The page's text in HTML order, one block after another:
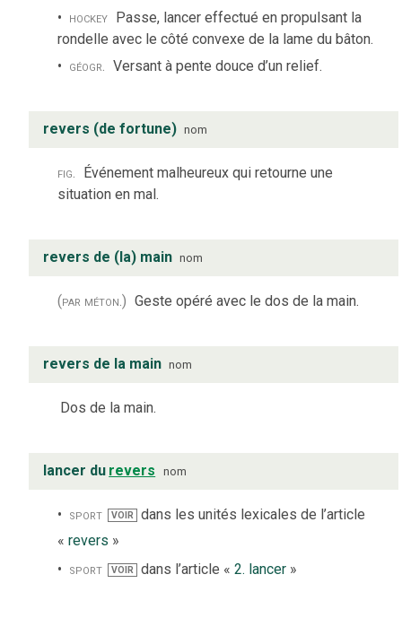
hockey Passe, lancer effectué en propulsant la
rondelle avec le côté convexe de la lame du bâton.
géogr. Versant à pente douce d’un relief.
revers (de fortune) nom
fig. Événement malheureux qui retourne une
situation en mal.
revers de (la) main nom
(par méton.) Geste opéré avec le dos de la main.
revers de la main nom
Dos de la main.
lancer du revers nom
sport VOIR dans les unités lexicales de l’article
« revers »
sport
VOIR dans l’article « 2. lancer»